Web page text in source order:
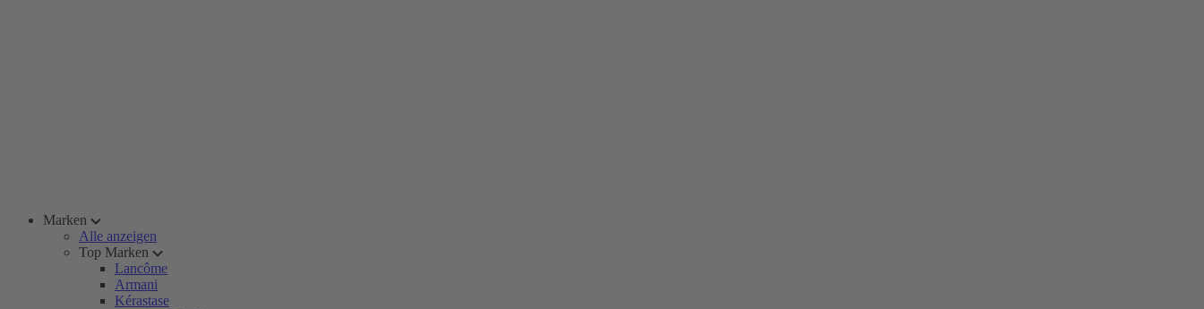
Marken
Alle anzeigen
Top Marken
Lancôme
Armani
Kérastase